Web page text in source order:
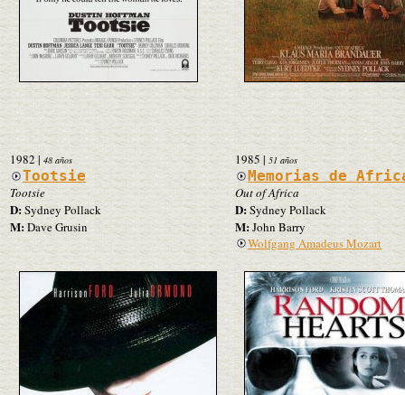
1982| 48 años
Tootsie
Tootsie
D:Sydney Pollack
M:Dave Grusin
1985| 51 años
Memorias de
Out of Africa
D:Sydney Pollack
M:John Barry
Wolfgang Amadeus Mozart